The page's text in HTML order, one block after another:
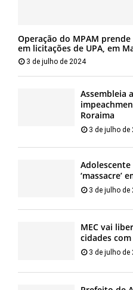
Operação do MPAM
em licitações de UPA, em
3 de julho de 2024
Assembleia
Roraima
3 de julho de
‘massacre’
3 de julho de
MEC vai
cidades
3 de julho de